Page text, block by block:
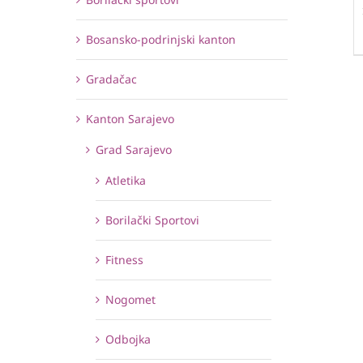
Bosansko-podrinjski kanton
Gradačac
Kanton Sarajevo
Grad Sarajevo
Atletika
Borilački Sportovi
Fitness
Nogomet
Odbojka